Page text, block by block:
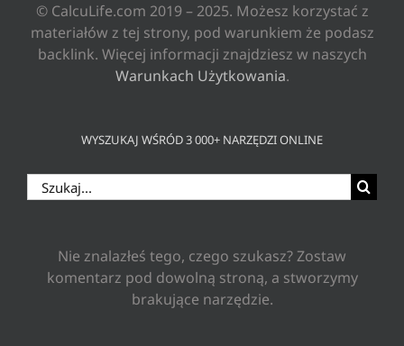
© CalcuLife.com 2019 – 2025. Możesz korzystać z
materiałów z tej strony, pod warunkiem że podasz
backlink. Więcej informacji znajdziesz w naszych
Warunkach Użytkowania.
WYSZUKAJ WŚRÓD 3 000+ NARZĘDZI ONLINE
Szukaj
Nie znalazłeś tego, czego szukasz? Zostaw
komentarz pod dowolną stroną, a stworzymy
brakujące narzędzie.